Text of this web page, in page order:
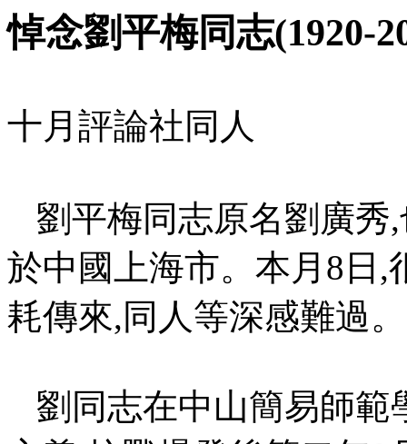
悼念劉平梅同志(1920-
十月評論社同人
劉平梅同志原名劉廣秀,
於中國上海市。本月 8 日 ,
耗傳來,同人等深感難過。
劉同志在中山簡易師範